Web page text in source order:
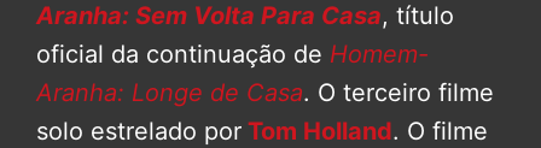
Aranha: Sem Volta Para Casa, título
oficial da continuação de Homem-
Aranha: Longe de Casa. O terceiro filme
solo estrelado por Tom Holland. O filme